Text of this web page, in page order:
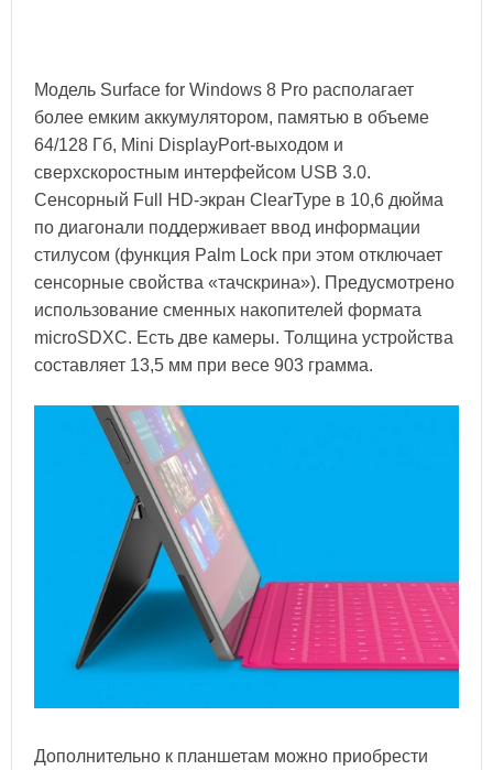
Модель Surface for Windows 8 Pro располагает
более емким аккумулятором, памятью в объеме
64/128 Гб, Mini DisplayPort-выходом и
сверхскоростным интерфейсом USB 3.0.
Сенсорный Full HD-экран ClearType в 10,6 дюйма
по диагонали поддерживает ввод информации
стилусом (функция Palm Lock при этом отключает
сенсорные свойства «тачскрина»). Предусмотрено
использование сменных накопителей формата
microSDXC. Есть две камеры. Толщина устройства
составляет 13,5 мм при весе 903 грамма.
Дополнительно к планшетам можно приобрести